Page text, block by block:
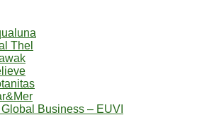
Thel
Business – EUVI